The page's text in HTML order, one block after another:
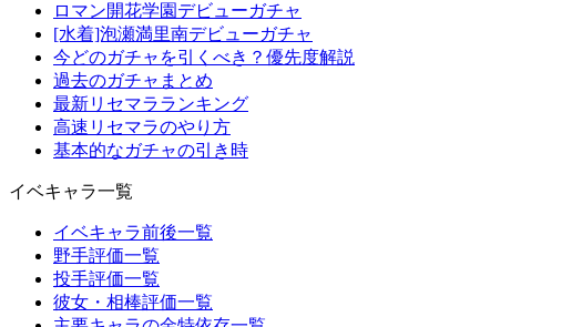
ロマン開花学園デビューガチャ
[水着]泡瀬満里南デビューガチャ
今どのガチャを引くべき？優先度解説
過去のガチャまとめ
最新リセマラランキング
高速リセマラのやり方
基本的なガチャの引き時
イベキャラ一覧
イベキャラ前後一覧
野手評価一覧
投手評価一覧
彼女・相棒評価一覧